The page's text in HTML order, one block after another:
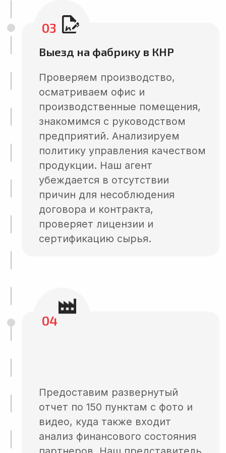
Информационная поддержка
Отвечаем на возникшие
вопросы после предоставления
отчета. В случае
необходимости подключаемся
к переговорам с китайским
поставщиком по результатам
инспекции или аудита для
решения ваших задач.
05
Что будет в
отчете?
Финансово-правовой аудит
Инспекция производственных
мощностей
Анализ системы управления
качеством